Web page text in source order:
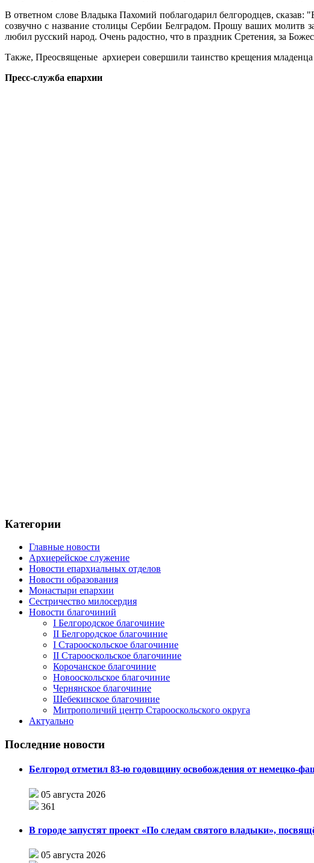
В ответном слове Владыка Пахомий поблагодарил белгородцев, сказав:
созвучно с название столицы Сербии Белградом. Прошу ваших молитв
любил русский народ. Очень радостно, что в праздник Сретения, за
Также, Преосвященые архиереи совершили таинство крещения
Пресс-служба епархии
Категории
Главные новости
Архиерейское служение
Новости епархиальных отделов
Новости образования
Монастыри епархии
Сестричество милосердия
Новости благочиний
I Белгородское благочиние
II Белгородское благочиние
I Старооскольское благочиние
II Старооскольское благочиние
Корочанское благочиние
Новооскольское благочиние
Чернянское благочиние
Шебекинское благочиние
Митрополичий центр Старооскольского округа
Актуально
Последние новости
Белгород отметил 83-ю годовщину освобождения от немецко-
05 августа 2026
361
В городе запустят проект «По следам святого владыки»,
05 августа 2026